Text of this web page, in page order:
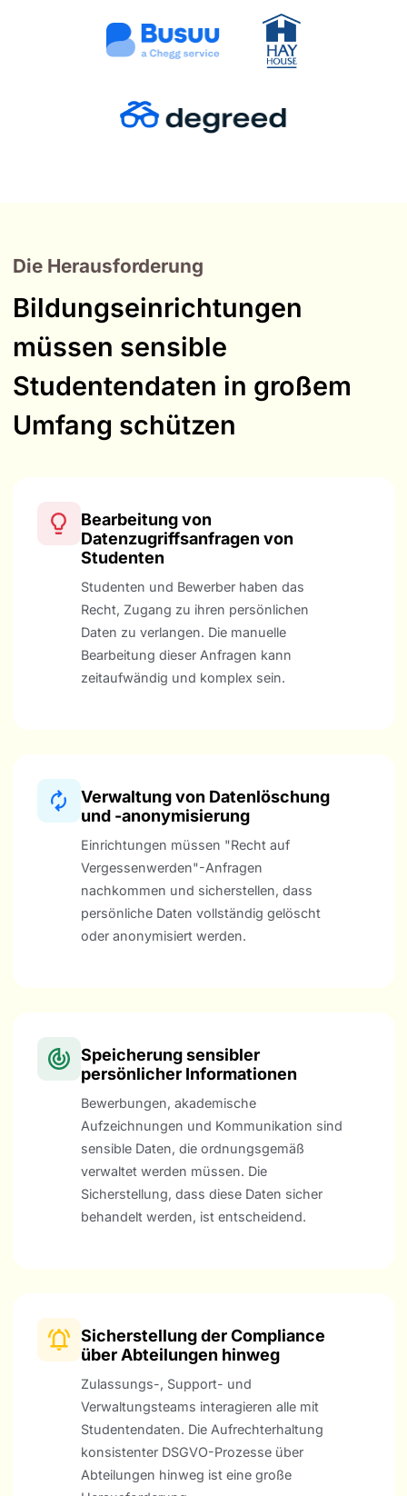
Die Herausforderung
Bildungseinrichtungen
müssen sensible
Studentendaten in großem
Umfang schützen
Bearbeitung von
Datenzugriffsanfragen von
Studenten
Studenten und Bewerber haben das
Recht, Zugang zu ihren persönlichen
Daten zu verlangen. Die manuelle
Bearbeitung dieser Anfragen kann
zeitaufwändig und komplex sein.
Verwaltung von Datenlöschung
und -anonymisierung
Einrichtungen müssen "Recht auf
Vergessenwerden"-Anfragen
nachkommen und sicherstellen, dass
persönliche Daten vollständig gelöscht
oder anonymisiert werden.
Speicherung sensibler
persönlicher Informationen
Bewerbungen, akademische
Aufzeichnungen und Kommunikation sind
sensible Daten, die ordnungsgemäß
verwaltet werden müssen. Die
Sicherstellung, dass diese Daten sicher
behandelt werden, ist entscheidend.
Sicherstellung der Compliance
über Abteilungen hinweg
Zulassungs-, Support- und
Verwaltungsteams interagieren alle mit
Studentendaten. Die Aufrechterhaltung
konsistenter DSGVO-Prozesse über
Abteilungen hinweg ist eine große